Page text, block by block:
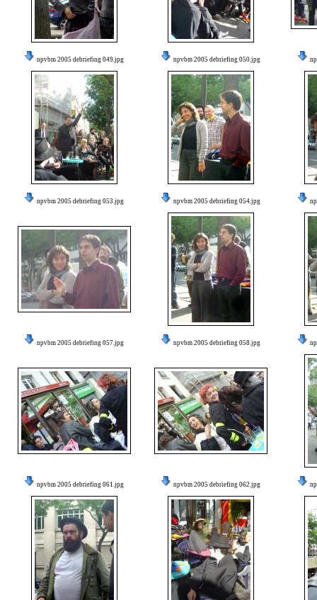
npvbm 2005 debriefing 049.jpg npvbm 2005 debriefing 050.jpg
npvbm 2005 debriefing 053.jpg npvbm 2005 debriefing 054.jpg
npvbm 2005 debriefing 057.jpg npvbm 2005 debriefing 058.jpg
npvbm 2005 debriefing 061.jpg npvbm 2005 debriefing 062.jpg